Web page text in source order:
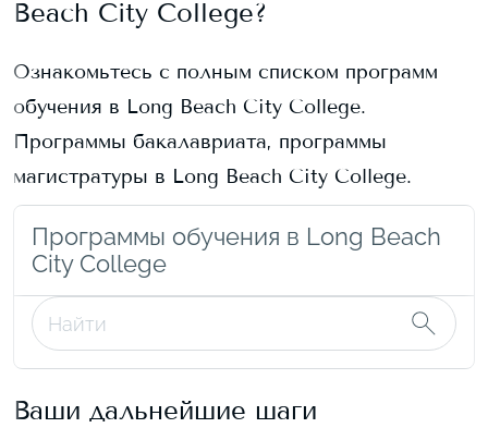
Beach City College?
Ознакомьтесь с полным списком программ
обучения в Long Beach City College.
Программы бакалавриата, программы
магистратуры в Long Beach City College.
Программы обучения в Long Beach
City College
Ваши дальнейшие шаги